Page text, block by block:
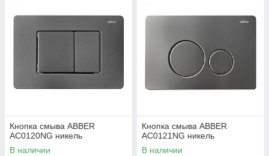
Кнопка смыва ABBER
AC0120NG никель
В наличии
Кнопка смыва ABBER
AC0121NG никель
В наличии